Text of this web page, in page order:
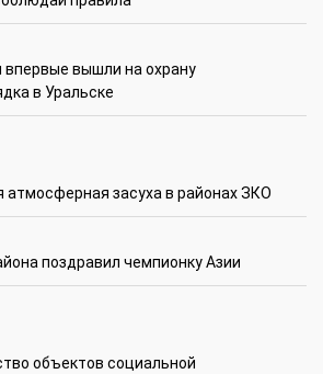
вышли на охрану
в Уральске
атмосферная засуха в районах ЗКО
поздравил чемпионку Азии
объектов социальной